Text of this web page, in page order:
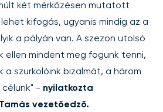
két mérkőzésen mutatott
kifogás, ugyanis mindig az a
a pályán van. A szezon utolsó
ellen mindent meg fogunk tenni,
a szurkolóink bizalmát, a három
- nyilatkozta
vezetőedző.